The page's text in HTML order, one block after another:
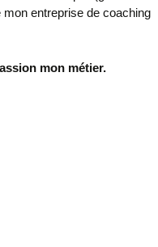
mon entreprise de coaching
mon métier.